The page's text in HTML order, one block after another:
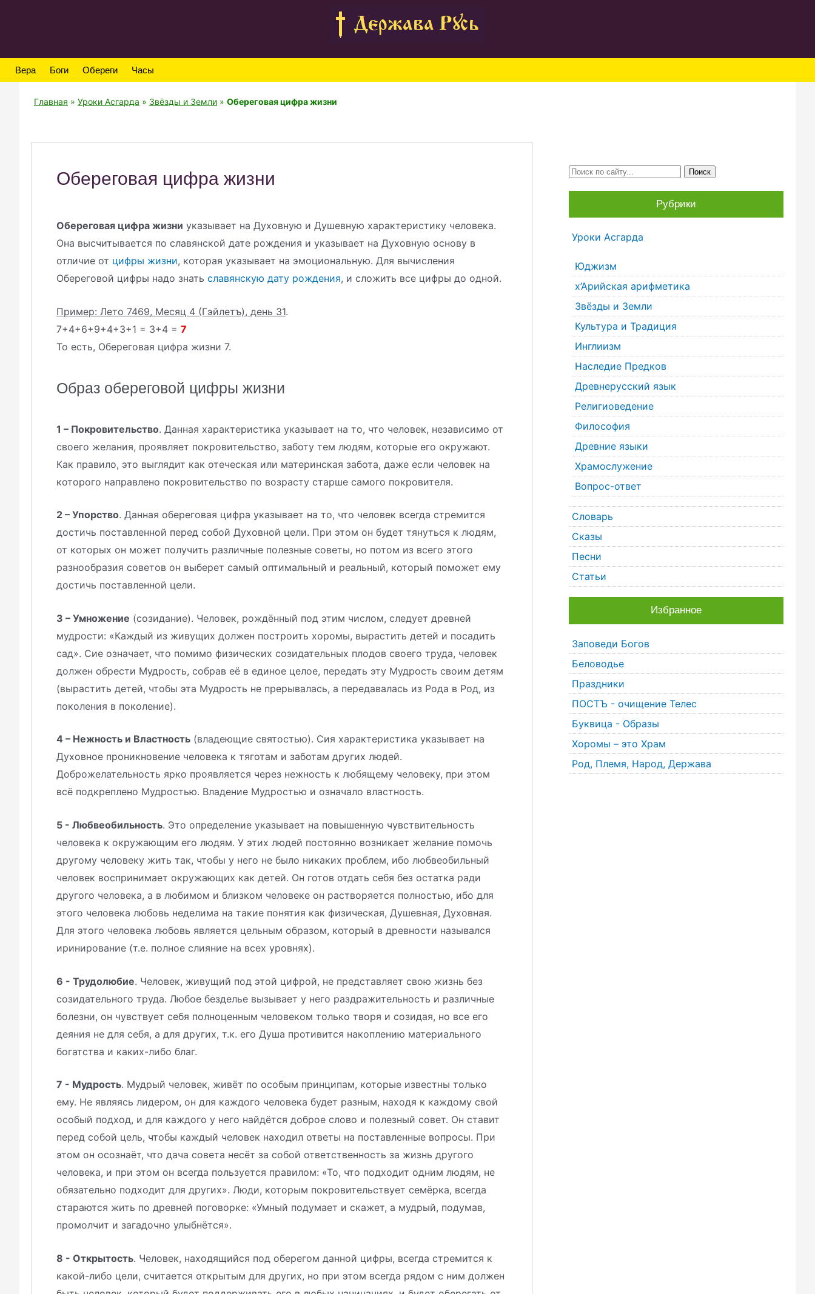
Вера Боги Обереги Часы
Главная » Уроки Асгарда » Звёзды и Земли » Обереговая цифра жизни
Обереговая цифра жизни
Обереговая цифра жизни указывает на Духовную и Душевную характеристику человека.
Она высчитывается по славянской дате рождения и указывает на Духовную основу в
отличие от цифры жизни, которая указывает на эмоциональную. Для вычисления
Обереговой цифры надо знать славянскую дату рождения, и сложить все цифры до одной.
Пример: Лето 7469, Месяц 4 (Гэйлетъ), день 31.
7+4+6+9+4+3+1 = 3+4 = 7
То есть, Обереговая цифра жизни 7.
Образ обереговой цифры жизни
1 – Покровительство. Данная характеристика указывает на то, что человек, независимо от
своего желания, проявляет покровительство, заботу тем людям, которые его окружают.
Как правило, это выглядит как отеческая или материнская забота, даже если человек на
которого направлено покровительство по возрасту старше самого покровителя.
2 – Упорство. Данная обереговая цифра указывает на то, что человек всегда стремится
достичь поставленной перед собой Духовной цели. При этом он будет тянуться к людям,
от которых он может получить различные полезные советы, но потом из всего этого
разнообразия советов он выберет самый оптимальный и реальный, который поможет ему
достичь поставленной цели.
3 – Умножение (созидание). Человек, рождённый под этим числом, следует древней
мудрости: «Каждый из живущих должен построить хоромы, вырастить детей и посадить
сад». Сие означает, что помимо физических созидательных плодов своего труда, человек
должен обрести Мудрость, собрав её в единое целое, передать эту Мудрость своим детям
(вырастить детей, чтобы эта Мудрость не прерывалась, а передавалась из Рода в Род, из
поколения в поколение).
4 – Нежность и Властность (владеющие святостью). Сия характеристика указывает на
Духовное проникновение человека к тяготам и заботам других людей.
Доброжелательность ярко проявляется через нежность к любящему человеку, при этом
всё подкреплено Мудростью. Владение Мудростью и означало властность.
5 - Любвеобильность. Это определение указывает на повышенную чувствительность
человека к окружающим его людям. У этих людей постоянно возникает желание помочь
другому человеку жить так, чтобы у него не было никаких проблем, ибо любвеобильный
человек воспринимает окружающих как детей. Он готов отдать себя без остатка ради
другого человека, а в любимом и близком человеке он растворяется полностью, ибо для
этого человека любовь неделима на такие понятия как физическая, Душевная, Духовная.
Для этого человека любовь является цельным образом, который в древности назывался
иринирование (т.е. полное слияние на всех уровнях).
6 - Трудолюбие. Человек, живущий под этой цифрой, не представляет свою жизнь без
созидательного труда. Любое безделье вызывает у него раздражительность и различные
болезни, он чувствует себя полноценным человеком только творя и созидая, но все его
деяния не для себя, а для других, т.к. его Душа противится накоплению материального
богатства и каких-либо благ.
7 - Мудрость. Мудрый человек, живёт по особым принципам, которые известны только
ему. Не являясь лидером, он для каждого человека будет разным, находя к каждому свой
особый подход, и для каждого у него найдётся доброе слово и полезный совет. Он ставит
перед собой цель, чтобы каждый человек находил ответы на поставленные вопросы. При
этом он осознаёт, что дача совета несёт за собой ответственность за жизнь другого
человека, и при этом он всегда пользуется правилом: «То, что подходит одним людям, не
обязательно подходит для других». Люди, которым покровительствует семёрка, всегда
стараются жить по древней поговорке: «Умный подумает и скажет, а мудрый, подумав,
промолчит и загадочно улыбнётся».
8 - Открытость. Человек, находящийся под оберегом данной цифры, всегда стремится к
какой-либо цели, считается открытым для других, но при этом всегда рядом с ним должен
Рубрики
Уроки Асгарда
Юджизм
х’Арийская арифметика
Звёзды и Земли
Культура и Традиция
Инглиизм
Наследие Предков
Древнерусский язык
Религиоведение
Философия
Древние языки
Храмослужение
Вопрос-ответ
Словарь
Сказы
Песни
Статьи
Избранное
Заповеди Богов
Беловодье
Праздники
ПОСТЪ - очищение Телес
Буквица - Образы
Хоромы – это Храм
Род, Племя, Народ, Держава